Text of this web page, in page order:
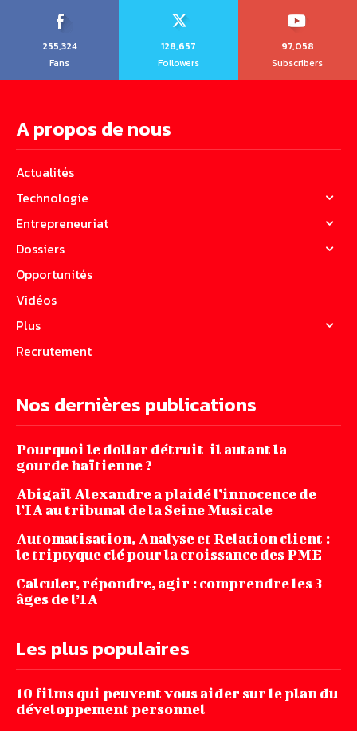
255,324
Fans
128,657
Followers
97,058
Subscribers
A propos de nous
Actualités
Technologie
Entrepreneuriat
Dossiers
Opportunités
Vidéos
Plus
Recrutement
Nos dernières publications
Pourquoi le dollar détruit-il autant la
gourde haïtienne ?
Abigaïl Alexandre a plaidé l’innocence de
l’IA au tribunal de la Seine Musicale
Automatisation, Analyse et Relation client :
le triptyque clé pour la croissance des PME
Calculer, répondre, agir : comprendre les 3
âges de l’IA
Les plus populaires
10 films qui peuvent vous aider sur le plan du
développement personnel